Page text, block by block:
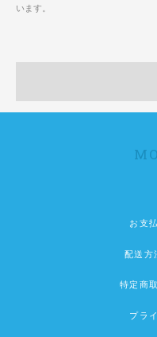
います。
お支
配送方
特定商
プラ